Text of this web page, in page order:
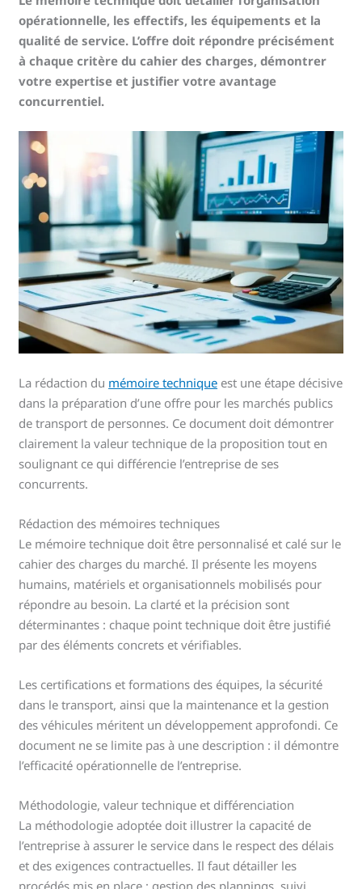
opérationnelle, les effectifs, les équipements et la
qualité de service. L’offre doit répondre précisément
à chaque critère du cahier des charges, démontrer
votre expertise et justifier votre avantage
concurrentiel.
La rédaction du mémoire technique est une étape décisive
dans la préparation d’une offre pour les marchés publics
de transport de personnes. Ce document doit démontrer
clairement la valeur technique de la proposition tout en
soulignant ce qui différencie l’entreprise de ses
concurrents.
Rédaction des mémoires techniques
Le mémoire technique doit être personnalisé et calé sur le
cahier des charges du marché. Il présente les moyens
humains, matériels et organisationnels mobilisés pour
répondre au besoin. La clarté et la précision sont
déterminantes : chaque point technique doit être justifié
par des éléments concrets et vérifiables.
Les certifications et formations des équipes, la sécurité
dans le transport, ainsi que la maintenance et la gestion
des véhicules méritent un développement approfondi. Ce
document ne se limite pas à une description : il démontre
l’efficacité opérationnelle de l’entreprise.
Méthodologie, valeur technique et différenciation
La méthodologie adoptée doit illustrer la capacité de
l’entreprise à assurer le service dans le respect des délais
et des exigences contractuelles. Il faut détailler les